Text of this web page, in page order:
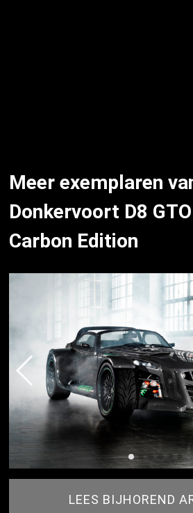
Meer exemplaren
Donkervoort D8
Carbon Edition
LEES BIJHOREND